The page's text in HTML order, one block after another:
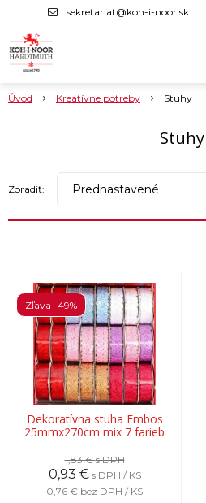
sekretariat@koh-i-noor.sk
Úvod Kreatívne potreby Stuhy
Stuhy
Zoradiť: Prednastavené
Dekoratívna stuha Embos
25mmx270cm mix 7 farieb
Zľava -49%
1,83 €s DPH
0,93 € s DPH / KS
0,76 € bez DPH / KS